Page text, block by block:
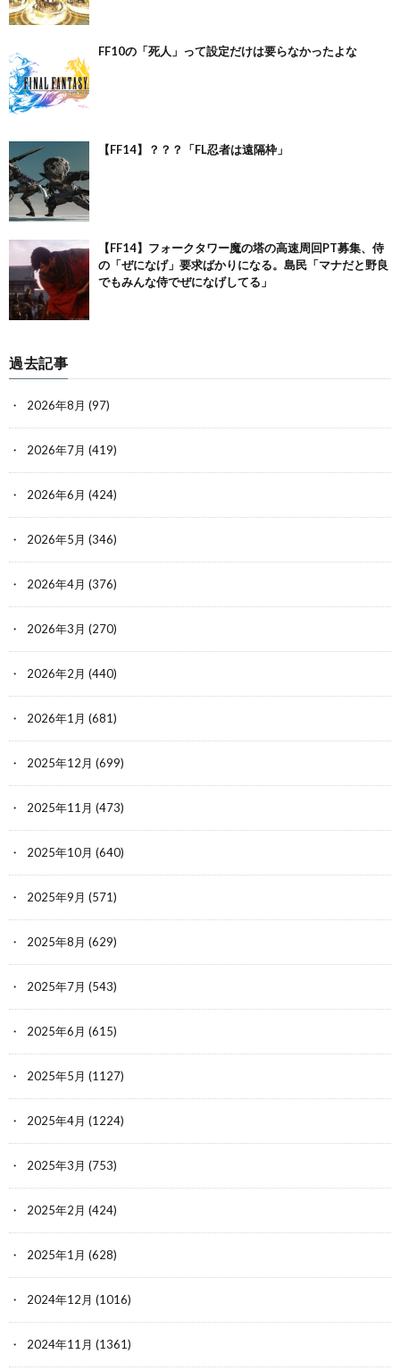
FF10の「死人」って設定だけは要らなかったよな
【FF14】？？？「FL忍者は遠隔枠」
【FF14】フォークタワー魔の塔の高速周回PT募集、侍
の「ぜになげ」要求ばかりになる。島民「マナだと野良
でもみんな侍でぜになげしてる」
過去記事
2026年8月 (97)
2026年7月 (419)
2026年6月 (424)
2026年5月 (346)
2026年4月 (376)
2026年3月 (270)
2026年2月 (440)
2026年1月 (681)
2025年12月 (699)
2025年11月 (473)
2025年10月 (640)
2025年9月 (571)
2025年8月 (629)
2025年7月 (543)
2025年6月 (615)
2025年5月 (1127)
2025年4月 (1224)
2025年3月 (753)
2025年2月 (424)
2025年1月 (628)
2024年12月 (1016)
2024年11月 (1361)